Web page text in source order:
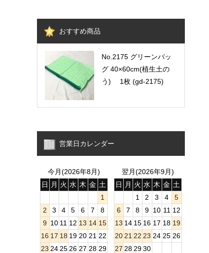
おすすめ商品
No.2175 グリーンバッ
グ 40×60cm(植生土の
う) 1枚 (gd-2175)
営業日カレンダー
今月(2026年8月)
日
月 火 水 木 金 土
1
2
3 4 5 6 7
8
9 10 11 12 13 14 15
16 17 18 19 20 21 22
23 24 25 26 27 28 29
翌月(2026年9月)
日
月 火 水 木 金 土
1
2 3 4
5
6
7 8 9 10 11 12
13 14 15 16 17 18 19
20 21 22 23 24 25 26
27 28 29 30